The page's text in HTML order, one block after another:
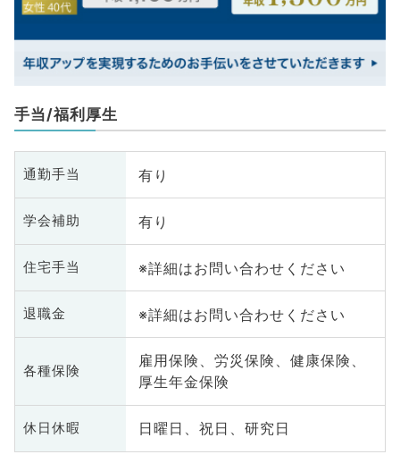
手当/福利厚生
通勤手当 有り
学会補助 有り
住宅手当 ※詳細はお問い合わせください
退職金 ※詳細はお問い合わせください
各種保険
雇用保険、労災保険、健康保険、
厚生年金保険
休日休暇 日曜日、祝日、研究日